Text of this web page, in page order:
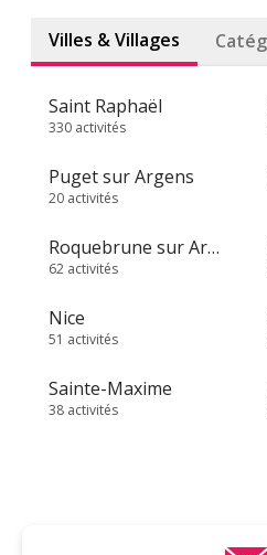
Villes & Villages
Saint Raphaël
330 activités
Puget sur Argens
20 activités
Roquebrune sur Argens
62 activités
Nice
51 activités
Sainte-Maxime
38 activités